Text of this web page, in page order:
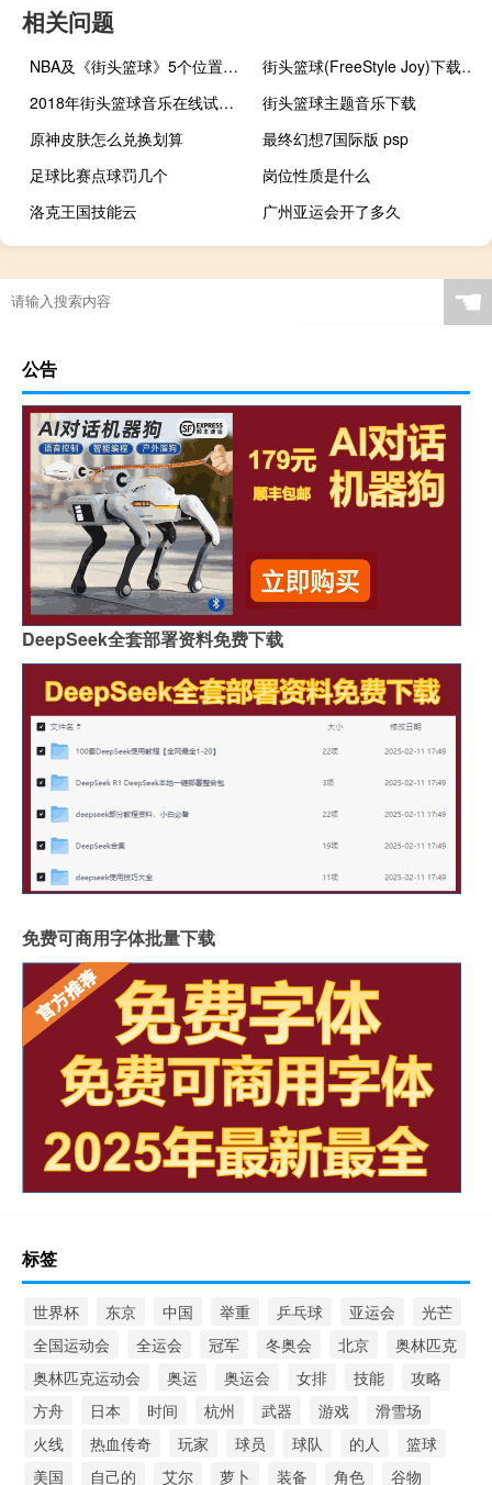
相关问题
NBA及《街头篮球》5个位置的详细介绍
街头篮球(FreeStyle Joy)下载(电脑、安卓和IOS所有版本)
2018年街头篮球音乐在线试听及下载
街头篮球主题音乐下载
原神皮肤怎么兑换划算
最终幻想7国际版 psp
足球比赛点球罚几个
岗位性质是什么
洛克王国技能云
广州亚运会开了多久
哪一届奥运会开始赚钱
篮球鞋穿起来什么感觉
保卫萝卜挑战27怎么打
☚
公告
DeepSeek全套部署资料免费下载
免费可商用字体批量下载
标签
世界杯 东京 中国 举重 乒乓球 亚运会
光芒
全国运动会
全运会 冠军 冬奥会 北京
奥林匹克
奥林匹克运动会
奥运 奥运会 女排 技能
攻略
方舟
日本 时间 杭州 武器 游戏
滑雪场
火线
热血传奇 玩家 球员 球队 的人
篮球
美国
自己的 艾尔 萝卜 装备 角色
谷物